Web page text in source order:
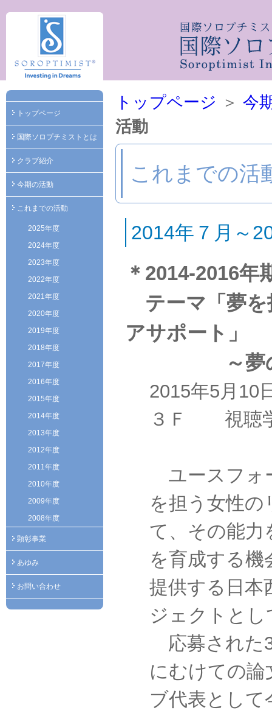
トップページ
国際ソロプチミストとは
クラブ紹介
今期の活動
これまでの活動
2025年度
2024年度
2023年度
2022年度
2021年度
2020年度
2019年度
2018年度
2017年度
2016年度
2015年度
2014年度
2013年度
2012年度
2011年度
2010年度
2009年度
2008年度
顕彰事業
あゆみ
お問い合わせ
トップページ ＞ 今
活動
これまでの活
2014年７月～
＊2014-2016
テーマ「夢を
アサポート」
～夢の実
2015年5月
３Ｆ 視聴
ユースフォ
を担う女性の
て、その能力
を育成する機
提供する日本
ジェクトと
応募された
にむけての論
ブ代表として